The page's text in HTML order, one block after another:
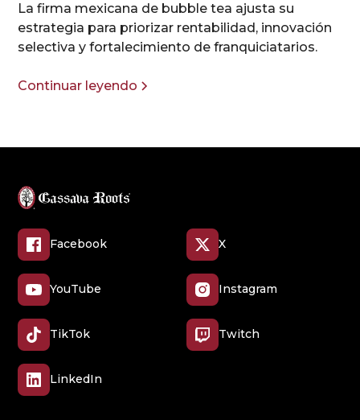
La firma mexicana de bubble tea ajusta su
estrategia para priorizar rentabilidad, innovación
selectiva y fortalecimiento de franquiciatarios.
Continuar leyendo
Facebook X
YouTube Instagram
TikTok Twitch
LinkedIn